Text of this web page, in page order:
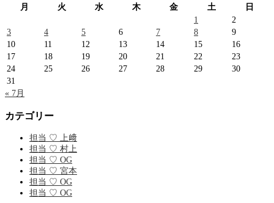
月
火 水 木 金 土
日
1
2
3
4 5 6 7 8
9
10
11 12 13 14 15
16
17
18 19 20 21 22
23
24
25 26 27 28 29
30
31
« 7月
カテゴリー
担当 ♡ 上﨑
担当 ♡ 村上
担当 ♡ OG
担当 ♡ 宮本
担当 ♡ OG
担当 ♡ OG